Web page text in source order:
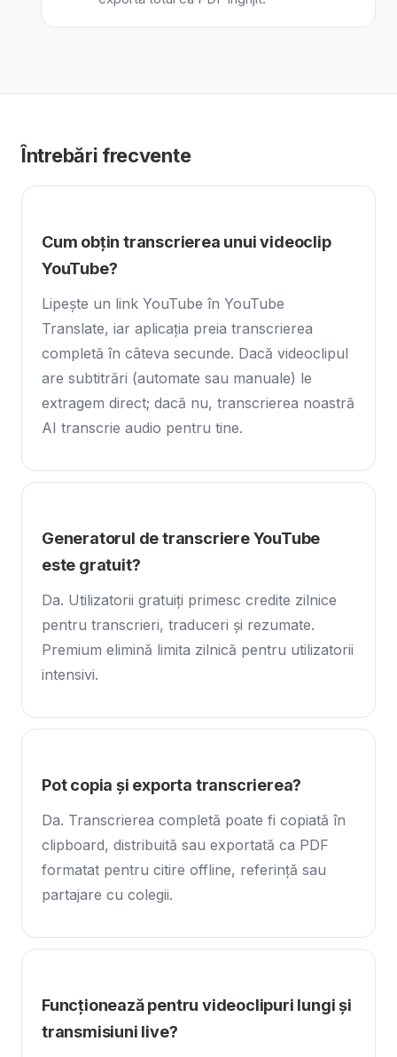
Întrebări frecvente
Cum obțin transcrierea unui videoclip
YouTube?
Lipește un link YouTube în YouTube
Translate, iar aplicația preia transcrierea
completă în câteva secunde. Dacă videoclipul
are subtitrări (automate sau manuale) le
extragem direct; dacă nu, transcrierea noastră
AI transcrie audio pentru tine.
Generatorul de transcriere YouTube
este gratuit?
Da. Utilizatorii gratuiți primesc credite zilnice
pentru transcrieri, traduceri și rezumate.
Premium elimină limita zilnică pentru utilizatorii
intensivi.
Pot copia și exporta transcrierea?
Da. Transcrierea completă poate fi copiată în
clipboard, distribuită sau exportată ca PDF
formatat pentru citire offline, referință sau
partajare cu colegii.
Funcționează pentru videoclipuri lungi și
transmisiuni live?